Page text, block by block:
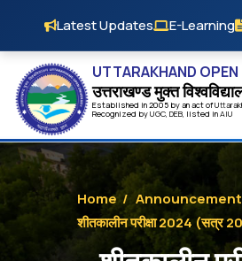
Latest Updates E-Learning
UTTARAKHAND
उत्तराखण्ड मुक्त
Established in 2005 by an act of
Recognized byUGC, DEB, listed inAIU
Home / Announcement
शीतकालीन परीक्षा 2024 (सत्र